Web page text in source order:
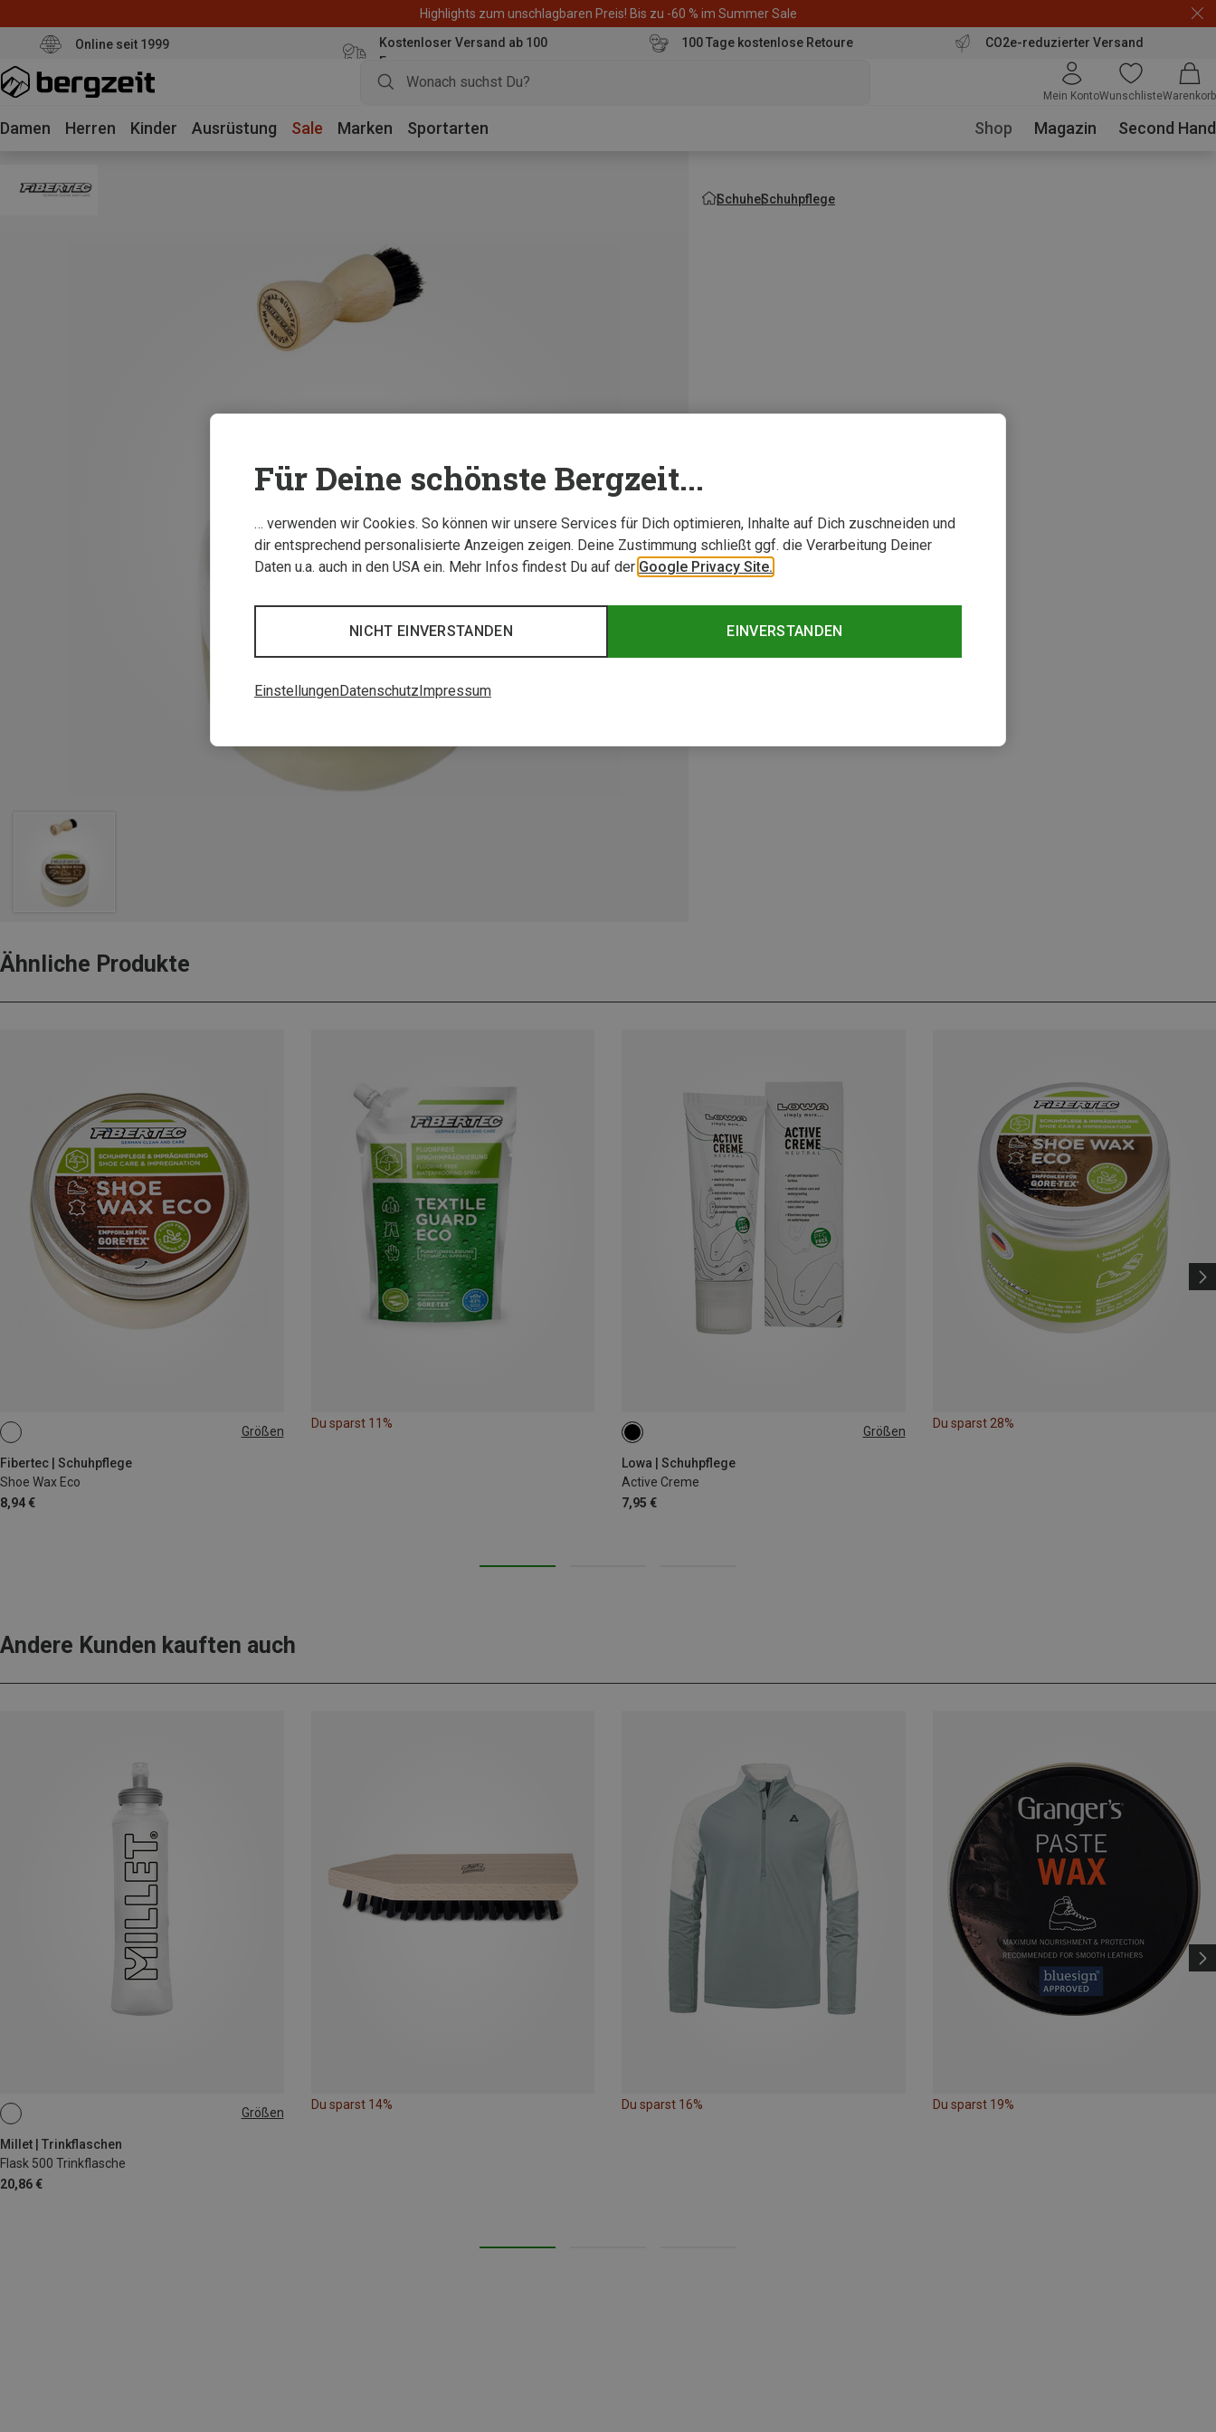
Highlights zum unschlagbaren Preis! Bis zu -60 % im Summer Sale
Online seit 1999
Kostenloser Versand ab 100
Euro
100 Tage kostenlose Retoure CO2e-reduzierter Versand
Mein KontoWunschlisteWarenkorb
Damen Herren Kinder Ausrüstung Sale Marken Sportarten Shop Magazin Second Hand
SchuheSchuhpflege
Ähnliche Produkte
Größen
Fibertec | Schuhpflege
Shoe Wax Eco
8,94 €
100ML
Du sparst 11%
Größen
Lowa | Schuhpflege
Active Creme
7,95 €
75ML
Du sparst 28%
Andere Kunden kauften auch
Größen
Millet | Trinkflaschen
Flask 500 Trinkflasche
20,86 €
0,5L
Du sparst 14% Du sparst 16% Du sparst 19%
Für Deine schönste Bergzeit...
… verwenden wir Cookies. So können wir unsere Services für Dich optimieren, Inhalte auf Dich zuschneiden und
dir entsprechend personalisierte Anzeigen zeigen. Deine Zustimmung schließt ggf. die Verarbeitung Deiner
Daten u.a. auch in den USA ein. Mehr Infos findest Du auf der Google Privacy Site.
EINVERSTANDEN
NICHT EINVERSTANDEN
EinstellungenDatenschutz Impressum